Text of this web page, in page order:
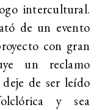
intercultural.
de un evento
con gran
un reclamo
de ser leído
y sea